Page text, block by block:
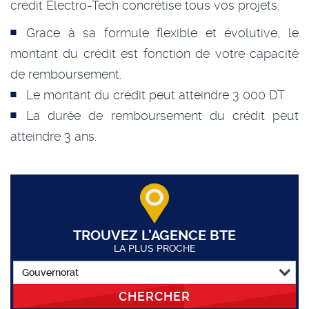
crédit Electro-Tech concrétise tous vos projets.
Grace à sa formule flexible et évolutive, le
montant du crédit est fonction de votre capacité
de remboursement.
Le montant du crédit peut atteindre 3 000 DT.
La durée de remboursement du crédit peut
atteindre 3 ans.
TROUVEZ L’AGENCE BTE
LA PLUS PROCHE
CHERCHER